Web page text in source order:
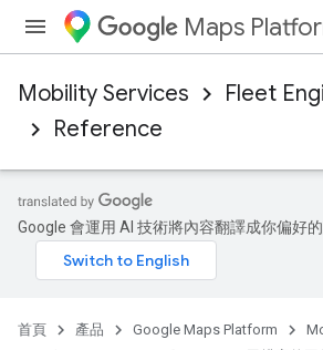
Maps
Mobility Services
Fleet
Reference
Google 會運用 AI 技術將內容翻譯成你偏好
首頁 產品 Google Maps Platform